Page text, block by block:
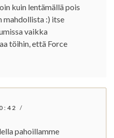
kuin lentämällä pois
mahdollista :) itse
vaikka
töihin, että Force
/
pahoillamme